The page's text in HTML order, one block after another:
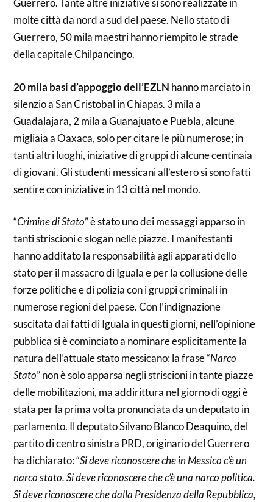
Guerrero. Tante altre iniziative si sono realizzate in
molte città da nord a sud del paese. Nello stato di
Guerrero, 50 mila maestri hanno riempito le strade
della capitale Chilpancingo.
20 mila basi d’appoggio dell’EZLN hanno marciato in
silenzio a San Cristobal in Chiapas. 3 mila a
Guadalajara, 2 mila a Guanajuato e Puebla, alcune
migliaia a Oaxaca, solo per citare le più numerose; in
tanti altri luoghi, iniziative di gruppi di alcune centinaia
di giovani. Gli studenti messicani all’estero si sono fatti
sentire con iniziative in 13 città nel mondo.
“Crimine di Stato” è stato uno dei messaggi apparso in
tanti striscioni e slogan nelle piazze. I manifestanti
hanno additato la responsabilità agli apparati dello
stato per il massacro di Iguala e per la collusione delle
forze politiche e di polizia con i gruppi criminali in
numerose regioni del paese. Con l’indignazione
suscitata dai fatti di Iguala in questi giorni, nell’opinione
pubblica si è cominciato a nominare esplicitamente la
natura dell’attuale stato messicano: la frase “Narco
Stato” non è solo apparsa negli striscioni in tante piazze
delle mobilitazioni, ma addirittura nel giorno di oggi è
stata per la prima volta pronunciata da un deputato in
parlamento. Il deputato Silvano Blanco Deaquino, del
partito di centro sinistra PRD, originario del Guerrero
ha dichiarato: “Si deve riconoscere che in Messico c’è un
narco stato. Si deve riconoscere che c’è una narco politica.
Si deve riconoscere che dalla Presidenza della Repubblica,